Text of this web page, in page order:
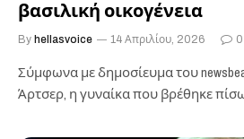
βασιλική οικογένεια
By hellasvoice 14 Απριλίου, 2026 0
Σύμφωνα με δημοσίευμα του
Άρτσερ, η γυναίκα που βρέθηκε